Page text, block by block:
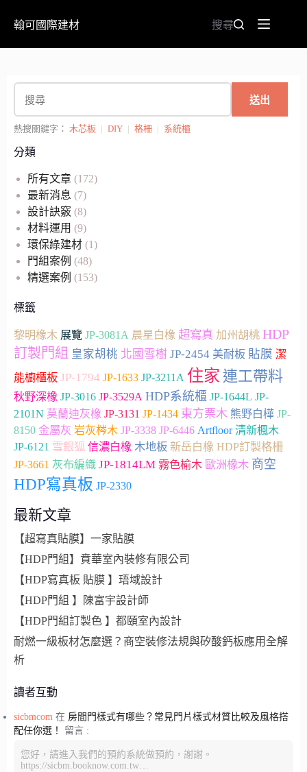
翰可國際建材 搜尋
送出
熱搜關鍵字： 木芯板 | DIY | 格柵 | 系統櫃
分類
所有文章 (172)
最新消息 (7)
設計訣竅 (8)
材料運用 (9)
環保綠建材 (1)
門組案例 (48)
精選案例 (153)
標籤
黎明橡木 展覽 JP-3081A 晨星白橡 超寫真 加州胡桃 HDP
訂製門組 皇家胡桃 北國雪樹 JP-2454 美耐板 貼膜 潔
能櫥櫃板 JP-1794 JP-1633 JP-3211A 住家 連工帶料
秋野深橡 JP-3016 JP-3529A HDP系統櫃 JP-1644L JP-
2101N 莫蘭迪灰橡 JP-3131 JP-1434 東方栗木 熊野白樺 JP-
8150 金屬灰 岩灰梣木 JP-3338 JP-6446 Artfloor 清新楓木
JP-6121 雪銀狐 信濃白橡 木地板 新岳白橡 HDP訂製格柵
JP-3661 灰布編織 JP-1814LM 霧色榆木 歐洲橡木 商空
HDP寫真板 JP-2330
最新文章
【超寫真貼膜】一家貼膜
【HDP門組】賁華室內裝修有限公司
【HDP寫真板 貼膜 】珸域設計
【HDP門組 】陳富宇設計師
【HDP門組訂製色 】都頤室內設計
耐燃一級板材怎麼選？商空裝修法規與矽酸鈣板應用全解
析
讀者互動
sicbmcom 在 房間門樣式有哪些？常見門片樣式材質比較及風格搭
配任你選！
留言 :
您好，請進入我們的預約系統做預約，謝謝。
https://sicbm.booknow.com.tw…